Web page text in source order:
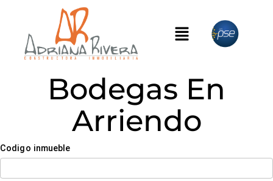
Bodegas En
Arriendo